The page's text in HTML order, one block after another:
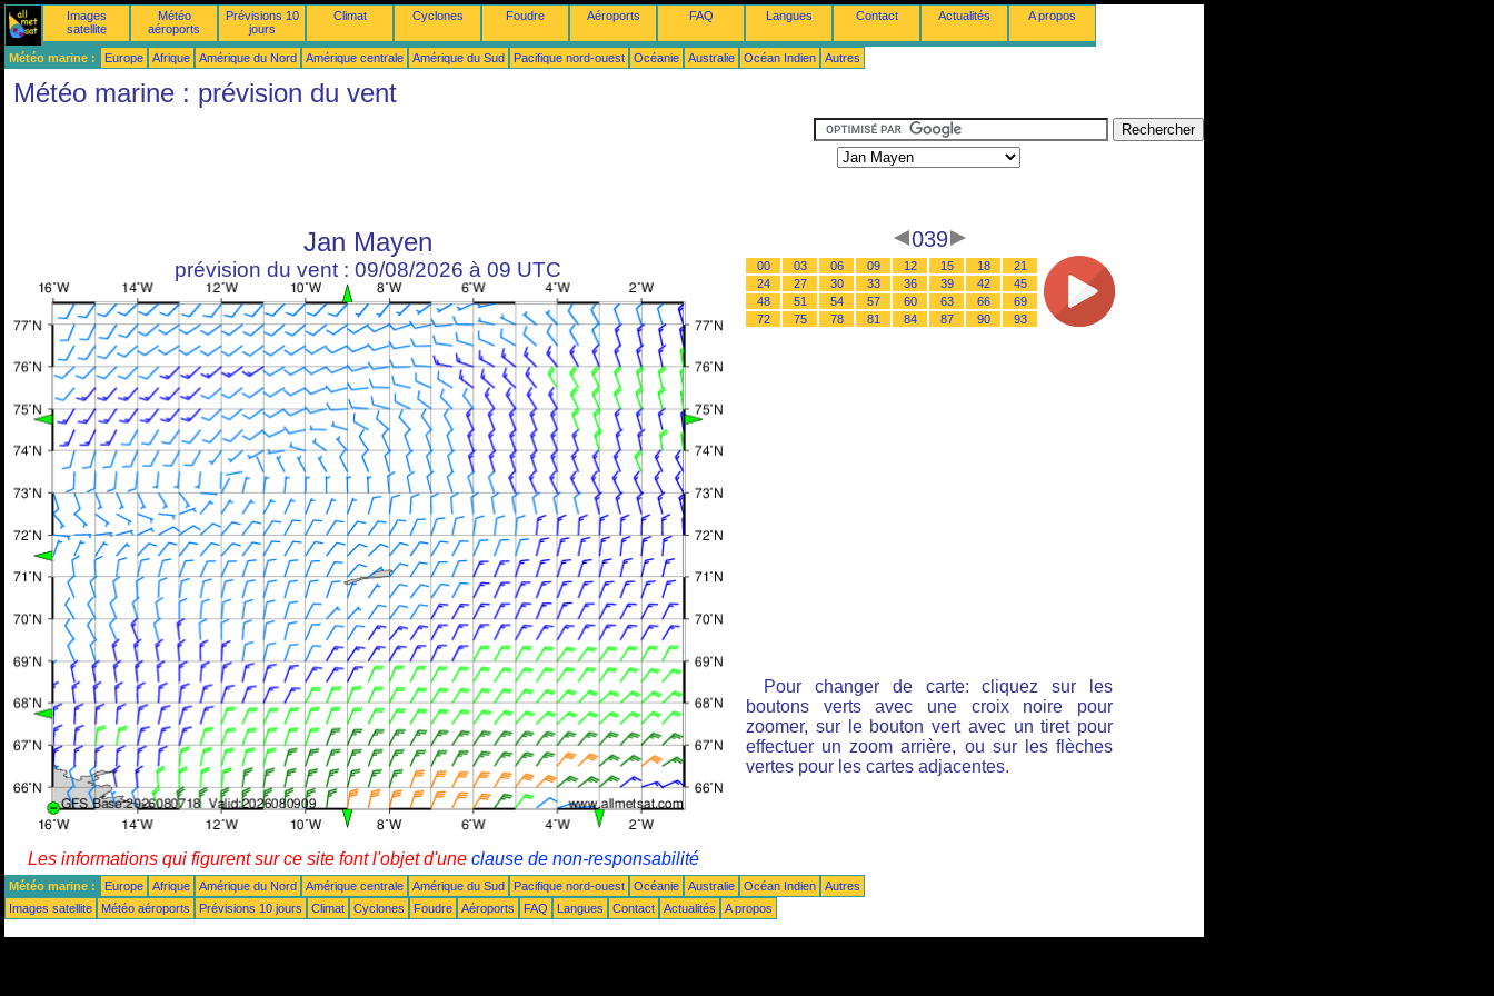
Images
satellite
Météo
aéroports
Prévisions 10
jours
Climat Cyclones Foudre Aéroports FAQ Langues Contact Actualités A propos
Météo marine : Europe Afrique Amérique du Nord Amérique centrale Amérique du Sud Pacifique nord-ouest Océanie Australie Océan Indien Autres
Météo marine : prévision du vent
Jan Mayen
prévision du vent : 09/08/2026 à 09 UTC
039
00 03 06 09 12 15 18
21
24
27 30 33 36 39 42
45
48
51 54 57 60 63 66
69
72
75 78 81 84 87 90 93
Pour changer de carte: cliquez sur les
boutons verts avec une croix noire pour
zoomer, sur le bouton vert avec un tiret pour
effectuer un zoom arrière, ou sur les flèches
vertes pour les cartes adjacentes.
Les informations qui figurent sur ce site font l'objet d'une clause de non-responsabilité
Météo marine : Europe Afrique Amérique du Nord Amérique centrale Amérique du Sud Pacifique nord-ouest Océanie Australie Océan Indien
Autres
Images satellite
Météo aéroports Prévisions 10 jours Climat Cyclones Foudre Aéroports FAQ Langues Contact Actualités A propos